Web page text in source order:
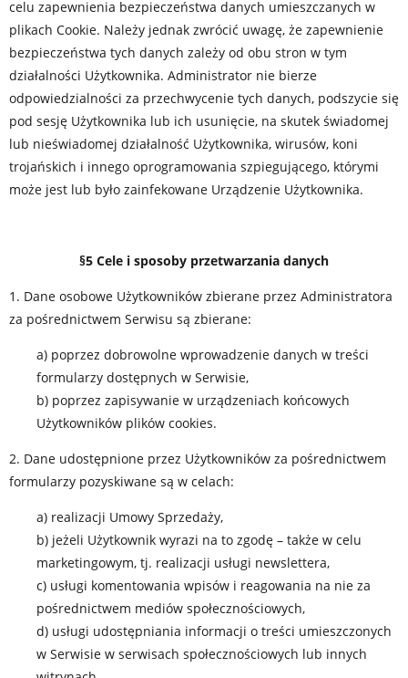
celu zapewnienia bezpieczeństwa danych umieszczanych w
plikach Cookie. Należy jednak zwrócić uwagę, że zapewnienie
bezpieczeństwa tych danych zależy od obu stron w tym
działalności Użytkownika. Administrator nie bierze
odpowiedzialności za przechwycenie tych danych, podszycie się
pod sesję Użytkownika lub ich usunięcie, na skutek świadomej
lub nieświadomej działalność Użytkownika, wirusów, koni
trojańskich i innego oprogramowania szpiegującego, którymi
może jest lub było zainfekowane Urządzenie Użytkownika.
§5 Cele i sposoby przetwarzania danych
1. Dane osobowe Użytkowników zbierane przez Administratora
za pośrednictwem Serwisu są zbierane:
a) poprzez dobrowolne wprowadzenie danych w treści
formularzy dostępnych w Serwisie,
b) poprzez zapisywanie w urządzeniach końcowych
Użytkowników plików cookies.
2. Dane udostępnione przez Użytkowników za pośrednictwem
formularzy pozyskiwane są w celach:
a) realizacji Umowy Sprzedaży,
b) jeżeli Użytkownik wyrazi na to zgodę – także w celu
marketingowym, tj. realizacji usługi newslettera,
c) usługi komentowania wpisów i reagowania na nie za
pośrednictwem mediów społecznościowych,
d) usługi udostępniania informacji o treści umieszczonych
w Serwisie w serwisach społecznościowych lub innych